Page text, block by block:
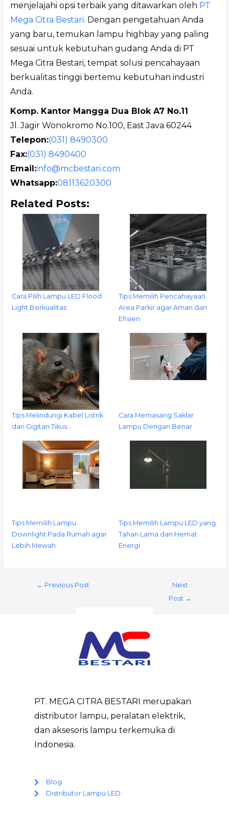
menjelajahi opsi terbaik yang ditawarkan oleh PT
Mega Citra Bestari. Dengan pengetahuan Anda
yang baru, temukan lampu highbay yang paling
sesuai untuk kebutuhan gudang Anda di PT
Mega Citra Bestari, tempat solusi pencahayaan
berkualitas tinggi bertemu kebutuhan industri
Anda.
Komp. Kantor Mangga Dua Blok A7 No.11
Jl. Jagir Wonokromo No.100, East Java 60244
Telepon:(031) 8490300
Fax:(031) 8490400
Email:info@mcbestari.com
Whatsapp:08113620300
Related Posts:
Cara Pilih Lampu LED Flood
Light Berkualitas
Tips Memilih Pencahayaan
Area Parkir agar Aman dan
Efisien
Tips Melindungi Kabel Listrik
dari Gigitan Tikus…
Cara Memasang Saklar
Lampu Dengan Benar
Tips Memilih Lampu
Downlight Pada Rumah agar
Lebih Mewah
Tips Memilih Lampu LED yang
Tahan Lama dan Hemat
Energi
← Previous Post
Next
Post →
PT. MEGA CITRA BESTARI merupakan
distributor lampu, peralatan elektrik,
dan aksesoris lampu terkemuka di
Indonesia.
Blog
Distributor Lampu LED